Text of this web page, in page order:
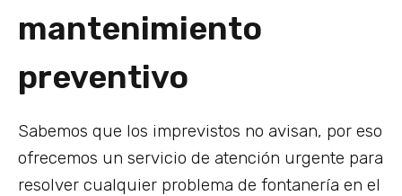
mantenimiento
preventivo
Sabemos que los imprevistos no avisan, por eso
ofrecemos un servicio de atención urgente para
resolver cualquier problema de fontanería en el